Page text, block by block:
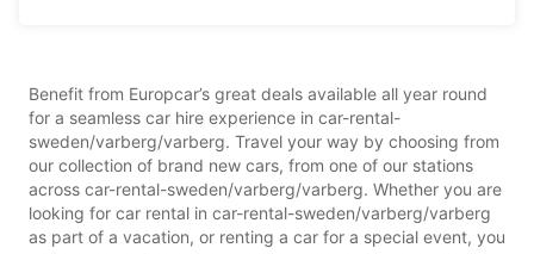
Benefit from Europcar’s great deals available all year round
for a seamless car hire experience in car-rental-
sweden/varberg/varberg. Travel your way by choosing from
our collection of brand new cars, from one of our stations
across car-rental-sweden/varberg/varberg. Whether you are
looking for car rental in car-rental-sweden/varberg/varberg
as part of a vacation, or renting a car for a special event, you